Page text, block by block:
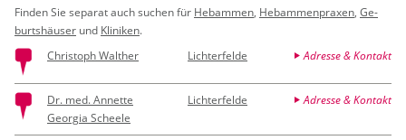
Fin­den Sie se­pa­rat auch su­chen für Heb­am­men, Heb­am­men­pra­xen, Ge­
burts­häu­ser und Kli­ni­ken.
Christoph Walther
Lichterfelde Adresse & Kontakt
Dr. med. Annette
Georgia Scheele
Lichterfelde Adresse & Kontakt